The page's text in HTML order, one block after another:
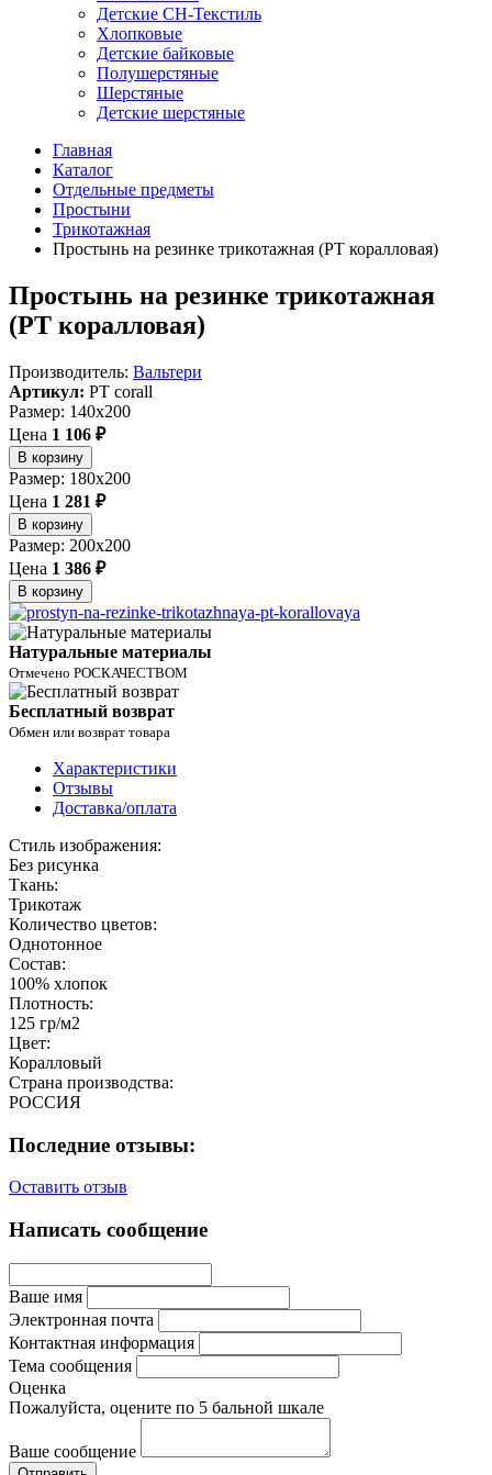
Детские СН-Текстиль
Хлопковые
Детские байковые
Полушерстяные
Шерстяные
Детские шерстяные
Главная
Каталог
Отдельные предметы
Простыни
Трикотажная
Простынь на резинке трикотажная (PT коралловая)
Простынь на резинке трикотажная
(PT коралловая)
Производитель: Вальтери
Артикул: PT corall
Размер: 140x200
Цена 1 106 ₽
В корзину
Размер: 180x200
Цена 1 281 ₽
В корзину
Размер: 200x200
Цена 1 386 ₽
В корзину
Натуральные материалы
Отмечено РОСКАЧЕСТВОМ
Бесплатный возврат
Обмен или возврат товара
Характеристики
Отзывы
Доставка/оплата
Стиль изображения:
Без рисунка
Ткань:
Трикотаж
Количество цветов:
Однотонное
Состав:
100% хлопок
Плотность:
125 гр/м2
Цвет:
Коралловый
Страна производства:
РОССИЯ
Последние отзывы:
Оставить отзыв
Написать сообщение
Ваше имя
Электронная почта
Контактная информация
Тема сообщения
Оценка
Пожалуйста, оцените по 5 бальной шкале
Ваше сообщение